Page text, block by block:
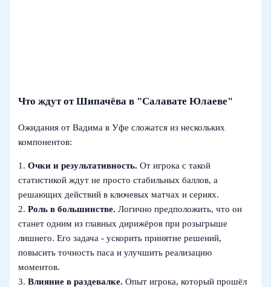
Что ждут от Шипачёва в "Салавате Юлаеве"
Ожидания от Вадима в Уфе сложатся из нескольких
компонентов:
1.Очки и результативность. От игрока с такой
статистикой ждут не просто стабильных баллов, а
решающих действий в ключевых матчах и сериях.
2.Роль в большинстве. Логично предположить, что он
станет одним из главных дирижёров при розыгрыше
лишнего. Его задача - ускорить принятие решений,
повысить точность паса и улучшить реализацию
моментов.
3.Влияние в раздевалке. Опыт игрока, который прошёл